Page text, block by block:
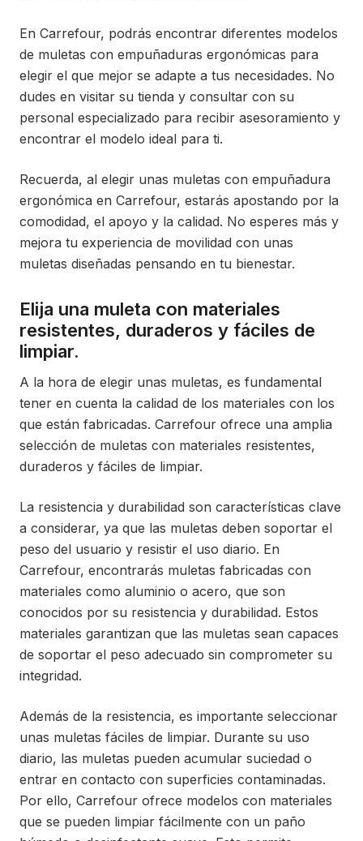
En Carrefour, podrás encontrar diferentes modelos
de muletas con empuñaduras ergonómicas para
elegir el que mejor se adapte a tus necesidades. No
dudes en visitar su tienda y consultar con su
personal especializado para recibir asesoramiento y
encontrar el modelo ideal para ti.
Recuerda, al elegir unas muletas con empuñadura
ergonómica en Carrefour, estarás apostando por la
comodidad, el apoyo y la calidad. No esperes más y
mejora tu experiencia de movilidad con unas
muletas diseñadas pensando en tu bienestar.
Elija una muleta con materiales
resistentes, duraderos y fáciles de
limpiar.
A la hora de elegir unas muletas, es fundamental
tener en cuenta la calidad de los materiales con los
que están fabricadas. Carrefour ofrece una amplia
selección de muletas con materiales resistentes,
duraderos y fáciles de limpiar.
La resistencia y durabilidad son características clave
a considerar, ya que las muletas deben soportar el
peso del usuario y resistir el uso diario. En
Carrefour, encontrarás muletas fabricadas con
materiales como aluminio o acero, que son
conocidos por su resistencia y durabilidad. Estos
materiales garantizan que las muletas sean capaces
de soportar el peso adecuado sin comprometer su
integridad.
Además de la resistencia, es importante seleccionar
unas muletas fáciles de limpiar. Durante su uso
diario, las muletas pueden acumular suciedad o
entrar en contacto con superficies contaminadas.
Por ello, Carrefour ofrece modelos con materiales
que se pueden limpiar fácilmente con un paño